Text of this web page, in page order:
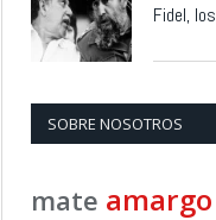
Fidel,
SOBRE NOSOTROS
mate amargo